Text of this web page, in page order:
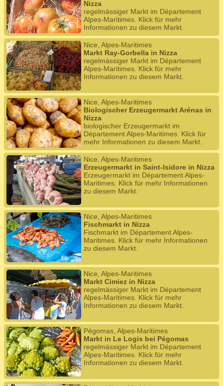
Nizza
regelmässiger Markt im Département
Alpes-Maritimes. Klick für mehr
Informationen zu diesem Markt.
Nice, Alpes-Maritimes
Markt Ray-Gorbella in Nizza
regelmässiger Markt im Département
Alpes-Maritimes. Klick für mehr
Informationen zu diesem Markt.
Nice, Alpes-Maritimes
Biologischer Erzeugermarkt Arénas in
Nizza
biologischer Erzeugermarkt im
Département Alpes-Maritimes. Klick für
mehr Informationen zu diesem Markt.
Nice, Alpes-Maritimes
Erzeugermarkt in Saint-Isidore in Nizza
Erzeugermarkt im Département Alpes-
Maritimes. Klick für mehr Informationen
zu diesem Markt.
Nice, Alpes-Maritimes
Fischmarkt in Nizza
Fischmarkt im Département Alpes-
Maritimes. Klick für mehr Informationen
zu diesem Markt.
Nice, Alpes-Maritimes
Markt Cimiez in Nizza
regelmässiger Markt im Département
Alpes-Maritimes. Klick für mehr
Informationen zu diesem Markt.
Pégomas, Alpes-Maritimes
Markt in Le Logis bei Pégomas
regelmässiger Markt im Département
Alpes-Maritimes. Klick für mehr
Informationen zu diesem Markt.